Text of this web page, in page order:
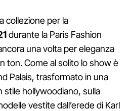
collezione per la
durante la Paris Fashion
una volta per eleganza
ton. Come al solito lo show è
Palais, trasformato in una
stile hollywoodiano, sulla
vestite dall’erede di Karl